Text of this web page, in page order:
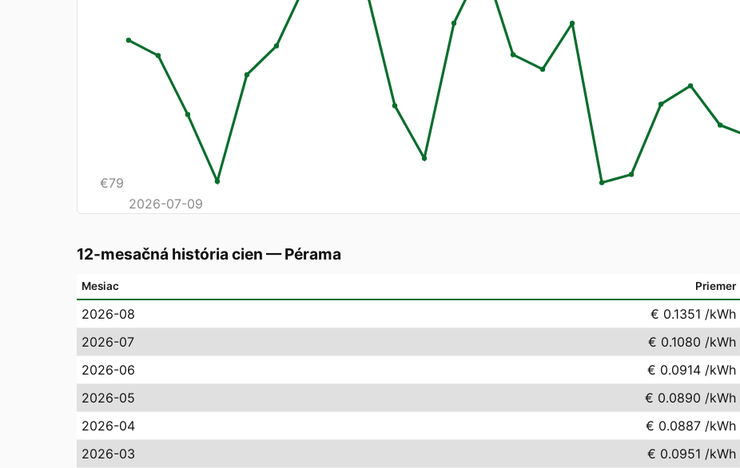
€79
2026-07-09
12-mesačná história cien —Pérama
Mesiac Priemer
2026-08 € 0.1351 /kWh
2026-07
€ 0.1080 /kWh
2026-06
€ 0.0914 /kWh
2026-05
€ 0.0890 /kWh
2026-04
€ 0.0887 /kWh
2026-03
€ 0.0951 /kWh